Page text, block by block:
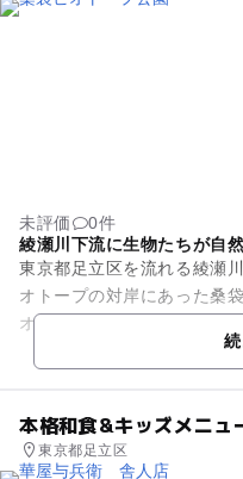
未評価
0件
綾瀬川下流に生物たちが自
東京都足立区を流れる綾瀬
オトープの対岸にあった桑
オトープ公園です。ビオト
て生息・育成するた空間を
本格和食&キッズメニュ
東京都足立区